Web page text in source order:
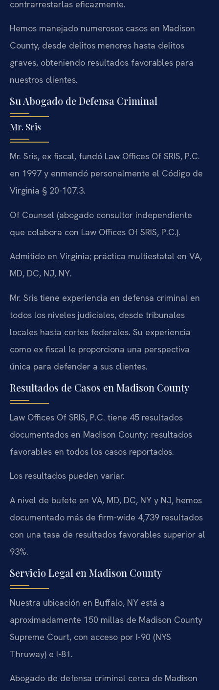
contrarrestarlas eficazmente.
Hemos manejado numerosos casos en Madison
County, desde delitos menores hasta delitos
graves, obteniendo resultados favorables para
nuestros clientes.
Su Abogado de Defensa Criminal
Mr. Sris
Mr. Sris, ex fiscal, fundó Law Offices Of SRIS, P.C.
en 1997 y enmendó personalmente el Código de
Virginia § 20-107.3.
Of Counsel (abogado consultor independiente
que colabora con Law Offices Of SRIS, P.C.).
Admitido en Virginia; práctica multiestatal en VA,
MD, DC, NJ, NY.
Mr. Sris tiene experiencia en defensa criminal en
todos los niveles judiciales, desde tribunales
locales hasta cortes federales. Su experiencia
como ex fiscal le proporciona una perspectiva
única para defender a sus clientes.
Resultados de Casos en Madison County
Law Offices Of SRIS, P.C. tiene 45 resultados
documentados en Madison County: resultados
favorables en todos los casos reportados.
Los resultados pueden variar.
A nivel de bufete en VA, MD, DC, NY y NJ, hemos
documentado más de firm-wide 4,739 resultados
con una tasa de resultados favorables superior al
93%.
Servicio Legal en Madison County
Nuestra ubicación en Buffalo, NY está a
aproximadamente 150 millas de Madison County
Supreme Court, con acceso por I-90 (NYS
Thruway) e I-81.
Abogado de defensa criminal cerca de Madison